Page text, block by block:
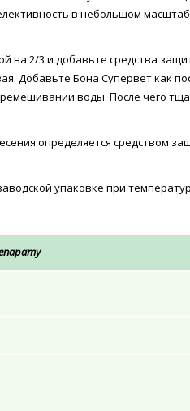
в небольшом
на 2/3 и добавьте средства
Добавьте Бона Супервет как
воды. После чего
определяется средством
упаковке при